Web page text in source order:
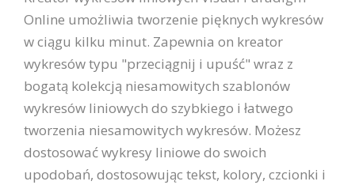
Online umożliwia tworzenie pięknych wykresów
w ciągu kilku minut. Zapewnia on kreator
wykresów typu "przeciągnij i upuść" wraz z
bogatą kolekcją niesamowitych szablonów
wykresów liniowych do szybkiego i łatwego
tworzenia niesamowitych wykresów. Możesz
dostosować wykresy liniowe do swoich
upodobań, dostosowując tekst, kolory, czcionki i